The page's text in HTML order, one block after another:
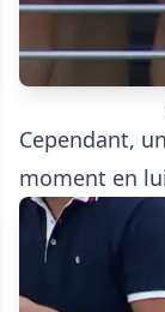
Cependant,
moment en